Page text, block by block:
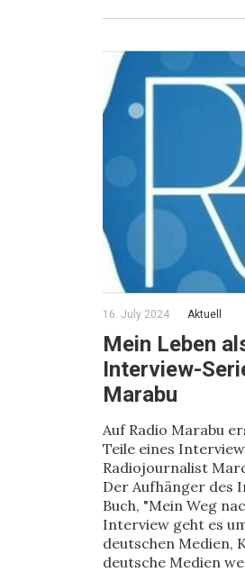
16. July 2024 Aktuell
Mein Leben
Interview-
Marabu
Auf Radio Marabu
Teile eines
Radiojournalist
Der Aufhänger des
Buch, "Mein Weg
Interview geht es
deutschen Medien,
deutsche Medien